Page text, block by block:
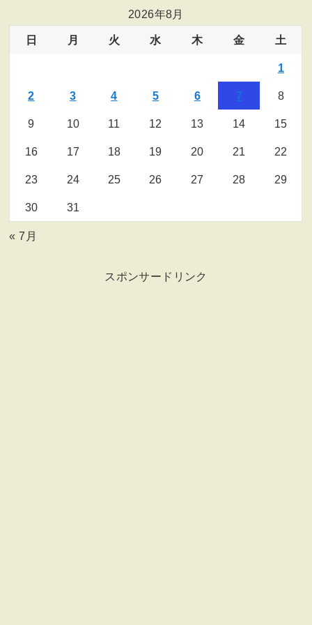
2026年8月
日 月 火 水 木 金 土
1
2 3 4 5 6 7 8
9 10 11 12 13 14 15
16 17 18 19 20 21 22
23 24 25 26 27 28 29
30 31
« 7月
スポンサードリンク